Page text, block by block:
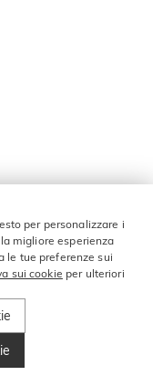
per personalizzare i
migliore esperienza
le tue preferenze sui
sui cookie per ulteriori